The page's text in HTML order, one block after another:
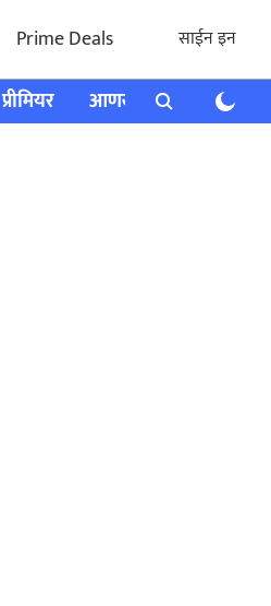
Prime Deals साईन इन
प्रीमियर आणखी राशी भविष्य